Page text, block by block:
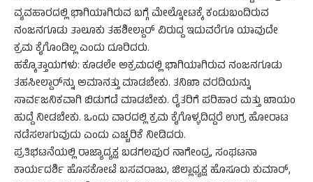
ವ್ಯವಹಾರದಲ್ಲಿ ಭಾಗಿಯಾಗಿರುವ ಬಗ್ಗೆ ಮೇಲ್ನೋಟಕ್ಕೆ ಕಂಡುಬಂದಿರುವ
ನಂಜನಗೂಡು ತಾಲೂಕು ತಹಶೀಲ್ದಾರ್ ವಿರುದ್ದ ಇದುವರೆಗೂ ಯಾವುದೇ
ಕ್ರಮ ಕೈಗೊಂಡಿಲ್ಲ ಎಂದು ದೂರಿದರು.
ಹಕ್ಕೊತ್ತಾಯಗಳು: ಕೂಡಲೇ ಅಕ್ರಮದಲ್ಲಿ ಭಾಗಿಯಾಗಿರುವ ನಂಜನಗೂಡು
ತಹಸೀಲ್ದಾರ್‌ನ್ನು ಅಮಾನತ್ತು ಮಾಡಬೇಕು. ತನಿಖಾ ವರದಿಯನ್ನು
ಸಾರ್ವಜನಿಕವಾಗಿ ಬಿಡುಗಡೆ ಮಾಡಬೇಕು. ರೈತರಿಗೆ ಪರಿಹಾರ ಮತ್ತು ಖಾಯಂ
ಹುದ್ದೆ ನೀಡಬೇಕು. ಒಂದು ವಾರದಲ್ಲಿ ಕ್ರಮ ಕೈಗೊಳ್ಳದಿದ್ದರೆ ಉಗ್ರ ಹೋರಾಟ
ನಡೆಸಲಾಗುವುದು ಎಂದು ಎಚ್ಚರಿಕೆ ನೀಡಿದರು.
ಪ್ರತಿಭಟನೆಯಲ್ಲಿ ರಾಜ್ಯಾದ್ಯಕ್ಷ ಬಡಗಲಪುರ ನಾಗೇಂದ್ರ, ಸಂಘಟನಾ
ಕಾರ್ಯದರ್ಶಿ ಹೊಸಕೋಟೆ ಬಸವರಾಜು, ಜಿಲ್ಲಾಧ್ಯಕ್ಷ ಹೊಸೂರು ಕುಮಾರ್,